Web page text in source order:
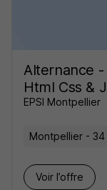
Alternance
Html Css &
EPSI Montpellier
Montpellier - 34
Voir l’offre